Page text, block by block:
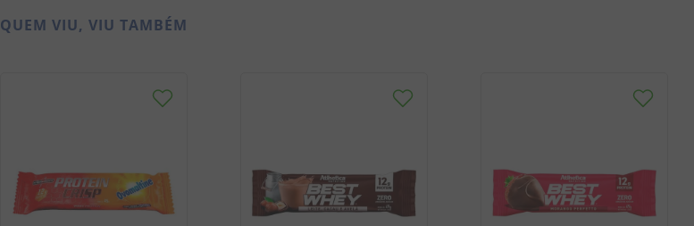
QUEM VIU, VIU TAMBÉM